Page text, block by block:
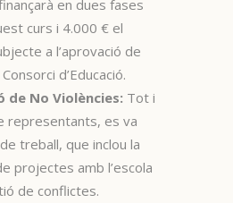
en dues fases
curs i 4.000 € el
a l’aprovació de
d’Educació.
de No Violències: Tot i
representants, es va
treball, que inclou la
projectes amb l’escola
de conflictes.